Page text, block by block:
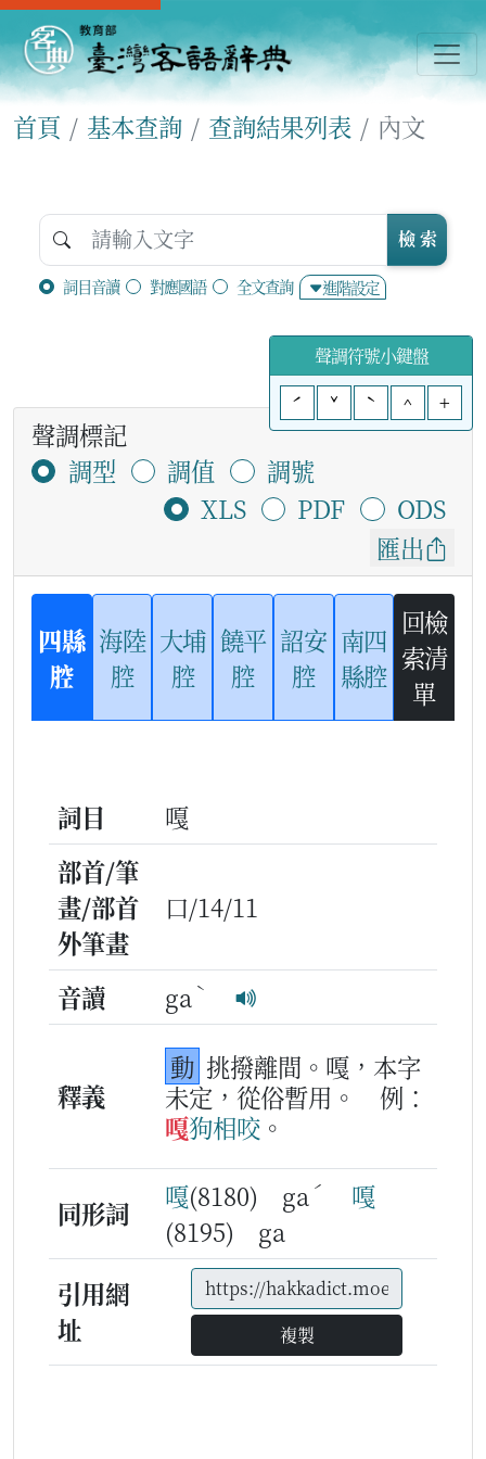
首頁 基本查詢 查詢結果列表 內文
詞目音讀 對應國語 全文查詢 進階設定
檢 索
聲調符號小鍵盤
ˊ
ˇ ˋ ^ +
聲調標記
調型
調值
調號
XLS
PDF
ODS
匯出
四縣
腔
海陸
腔
大埔
腔
饒平
腔
詔安
腔
南四
縣腔
回檢
索清
單
詞目
嘎
部首/筆
畫/部首
外筆畫
口/14/11
音讀 ga ˋ
釋義
動 挑撥離間。嘎，本字
未定，從俗暫用。
例：
嘎狗相咬 。
同形詞 嘎(8180) ga ˊ
嘎
(8195) ga
引用網
址
複製